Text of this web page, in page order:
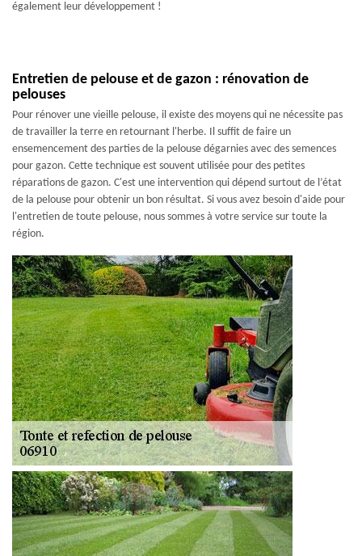
également leur développement !
Entretien de pelouse et de gazon : rénovation de
pelouses
Pour rénover une vieille pelouse, il existe des moyens qui ne nécessite pas
de travailler la terre en retournant l'herbe. Il suffit de faire un
ensemencement des parties de la pelouse dégarnies avec des semences
pour gazon. Cette technique est souvent utilisée pour des petites
réparations de gazon. C'est une intervention qui dépend surtout de l’état
de la pelouse pour obtenir un bon résultat. Si vous avez besoin d'aide pour
l'entretien de toute pelouse, nous sommes à votre service sur toute la
région.